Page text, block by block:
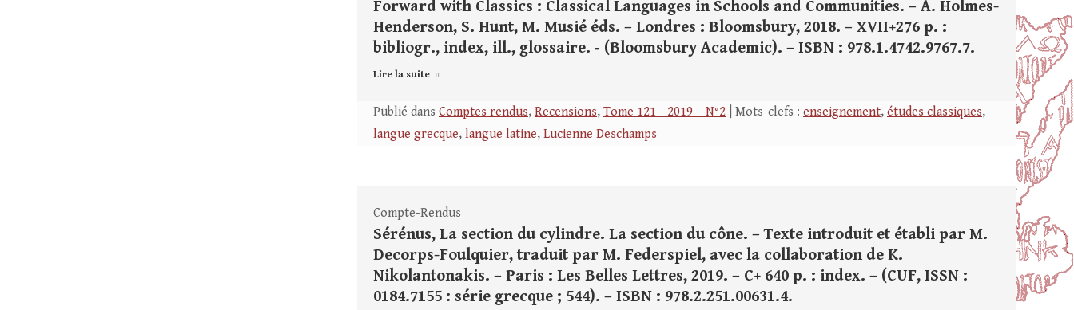
Forward with Classics : Classical Languages in Schools and Communities. – A. Holmes-
Henderson, S. Hunt, M. Musié éds. – Londres : Bloomsbury, 2018. – XVII+276 p. :
bibliogr., index, ill., glossaire. ‑ (Bloomsbury Academic). – ISBN : 978.1.4742.9767.7.
Lire la suite
Publié dans Comptes rendus, Recensions, Tome 121 - 2019 – N°2 | Mots-clefs : enseignement, études classiques,
langue grecque, langue latine, Lucienne Deschamps
Compte-Rendus
Sérénus, La section du cylindre. La section du cône. – Texte introduit et établi par M.
Decorps-Foulquier, traduit par M. Federspiel, avec la collaboration de K.
Nikolantonakis. – Paris : Les Belles Lettres, 2019. – C+ 640 p. : index. – (CUF, ISSN :
0184.7155 : série grecque ; 544). – ISBN : 978.2.251.00631.4.